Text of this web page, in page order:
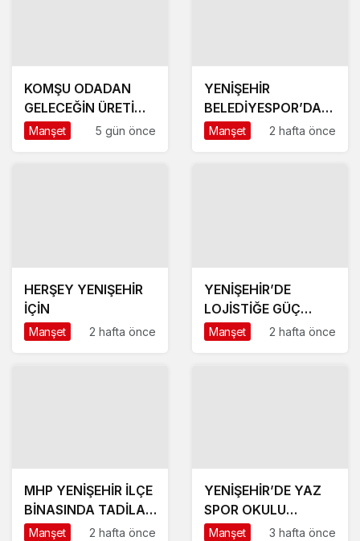
KOMŞU ODADAN
GELECEĞİN ÜRETİM
ÜSSÜ YESAN’A
Manşet 5 gün önce
YENİŞEHİR
BELEDİYESPOR’DA
GÜÇLÜ YÖNETİM,
Manşet 2 hafta önce
HERŞEY YENIŞEHİR
İÇİN
Manşet 2 hafta önce
YENİŞEHİR’DE
LOJİSTİĞE GÜÇ
KATACAK ADIM
Manşet 2 hafta önce
MHP YENİŞEHİR İLÇE
BİNASINDA TADİLAT
BAŞLADI
Manşet 2 hafta önce
YENİŞEHİR’DE YAZ
SPOR OKULU
HEYECANI BAŞLADI
Manşet 3 hafta önce